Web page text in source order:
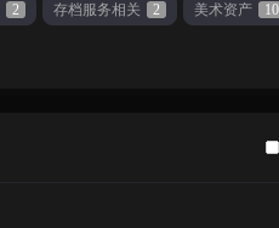
2 存档服务相关 2 美术资产 10